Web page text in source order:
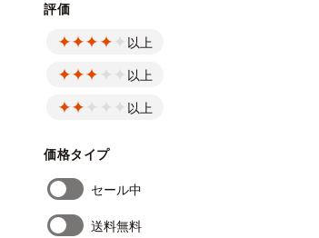
評価
以上
以上
以上
価格タイプ
セール中
送料無料